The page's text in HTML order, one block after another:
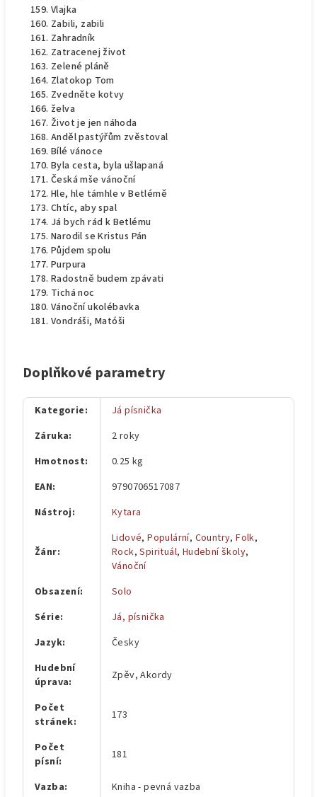
Vlajka
Zabili, zabili
Zahradník
Zatracenej život
Zelené pláně
Zlatokop Tom
Zvedněte kotvy
želva
Život je jen náhoda
Anděl pastýřům zvěstoval
Bílé vánoce
Byla cesta, byla ušlapaná
Česká mše vánoční
Hle, hle támhle v Betlémě
Chtíc, aby spal
Já bych rád k Betlému
Narodil se Kristus Pán
Půjdem spolu
Purpura
Radostně budem zpávati
Tichá noc
Vánoční ukolébavka
Vondráši, Matóši
Doplňkové parametry
Kategorie:
Já písnička
Záruka:
2 roky
Hmotnost:
0.25 kg
EAN:
9790706517087
Nástroj: Kytara
Žánr:
Lidové,Populární, Country,Folk,
Rock,Spirituál, Hudební školy,
Vánoční
Obsazení:
Solo
Série:
Já, písnička
Jazyk:
Česky
Hudební
úprava: Zpěv, Akordy
Počet
stránek: 173
Počet
písní: 181
Vazba: Kniha - pevná vazba